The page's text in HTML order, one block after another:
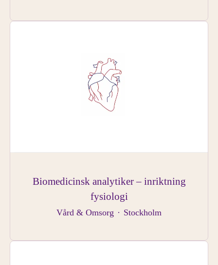
Biomedicinsk analytiker – inriktning
fysiologi
Vård & Omsorg · Stockholm